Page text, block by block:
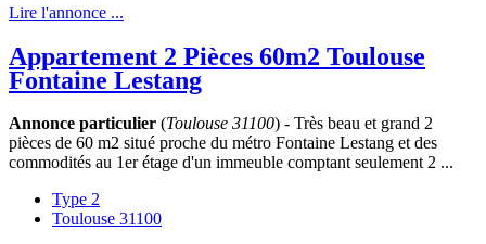
Lire l'annonce ...
Appartement 2 Pièces 60m2 Toulouse
Fontaine Lestang
Annonce particulier (Toulouse 31100) - Très beau et grand 2
pièces de 60 m2 situé proche du métro Fontaine Lestang et des
commodités au 1er étage d'un immeuble comptant seulement 2 ...
Type 2
Toulouse 31100